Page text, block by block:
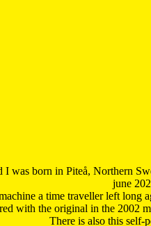
I was born in Piteå, Northern
june
a time traveller left long
with the original in the 2002
There is also this self-